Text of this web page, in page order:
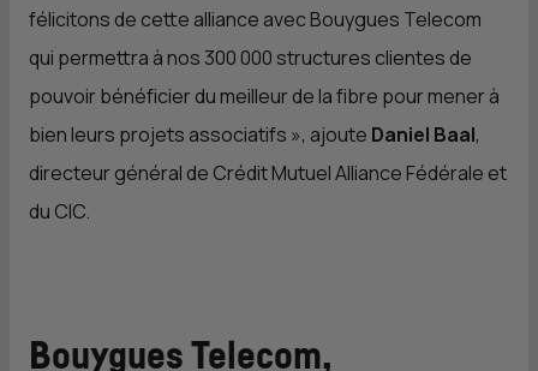
félicitons de cette alliance avec Bouygues Telecom
qui permettra à nos 300 000 structures clientes de
pouvoir bénéficier du meilleur de la fibre pour mener à
bien leurs projets associatifs », ajoute Daniel Baal,
directeur général de Crédit Mutuel Alliance Fédérale et
du CIC.
Bouygues Telecom,